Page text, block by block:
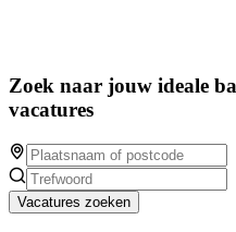
Zoek naar jouw ideale
vacatures
Vacatures zoeken